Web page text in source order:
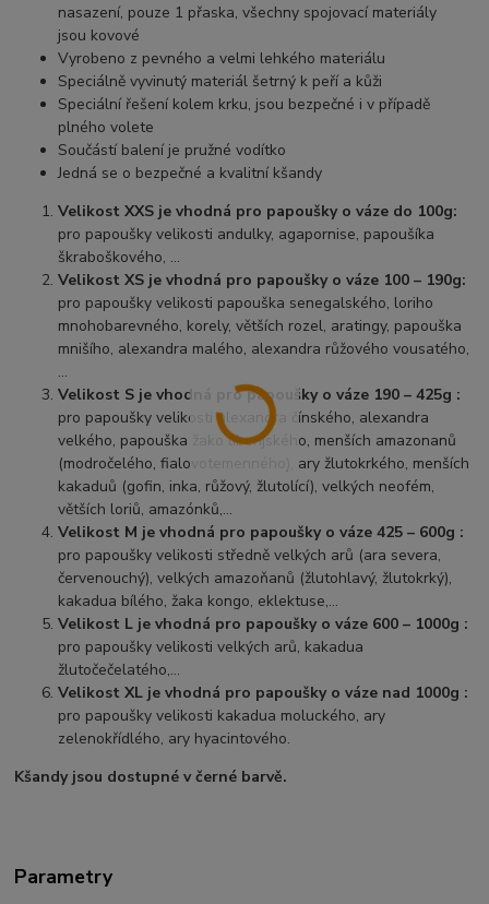
nasazení, pouze 1 přaska, všechny spojovací materiály
jsou kovové
Vyrobeno z pevného a velmi lehkého materiálu
Speciálně vyvinutý materiál šetrný k peří a kůži
Speciální řešení kolem krku, jsou bezpečné i v případě
plného volete
Součástí balení je pružné vodítko
Jedná se o bezpečné a kvalitní kšandy
Velikost XXS je vhodná pro papoušky o váze do 100g:
pro papoušky velikosti andulky, agapornise, papoušíka
škraboškového, …
Velikost XS je vhodná pro papoušky o váze 100 – 190g:
pro papoušky velikosti papouška senegalského, loriho
mnohobarevného, korely, větších rozel, aratingy, papouška
mnišího, alexandra malého, alexandra růžového vousatého,
…
Velikost S je vhodná pro papoušky o váze 190 – 425g :
pro papoušky velikosti alexandra čínského, alexandra
velkého, papouška žako liberijského, menších amazonanů
(modročelého, fialovotemenného), ary žlutokrkého, menších
kakaduů (gofin, inka, růžový, žlutolící), velkých neofém,
větších loriů, amazónků,…
Velikost M je vhodná pro papoušky o váze 425 – 600g :
pro papoušky velikosti středně velkých arů (ara severa,
červenouchý), velkých amazoňanů (žlutohlavý, žlutokrký),
kakadua bílého, žaka kongo, eklektuse,…
Velikost L je vhodná pro papoušky o váze 600 – 1000g :
pro papoušky velikosti velkých arů, kakadua
žlutočečelatého,…
Velikost XL je vhodná pro papoušky o váze nad 1000g :
pro papoušky velikosti kakadua moluckého, ary
zelenokřídlého, ary hyacintového.
Kšandy jsou dostupné v černé barvě.
Parametry